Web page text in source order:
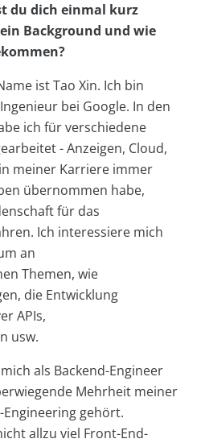
du dich einmal kurz
Background und wie
ist Tao Xin. Ich bin
bei Google. In den
ich für verschiedene
- Anzeigen, Cloud,
meiner Karriere immer
übernommen habe,
für das
Ich interessiere mich
an
Themen, wie
die Entwicklung
APIs,
usw.
als Backend-Engineer
Mehrheit meiner
gehört.
allzu viel Front-End-